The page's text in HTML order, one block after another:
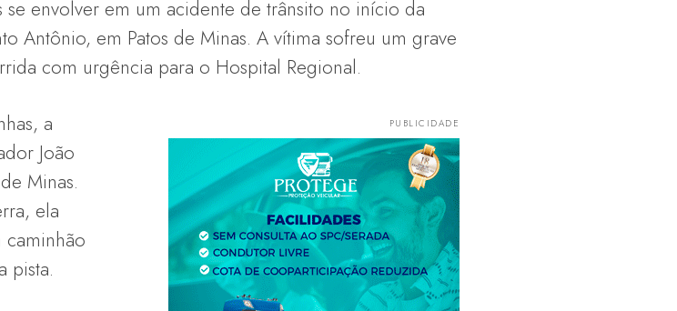
envolver em um acidente de trânsito no início da
Antônio, em Patos de Minas. A vítima sofreu um grave
com urgência para o Hospital Regional.
a
João
Minas.
ela
caminhão
pista.